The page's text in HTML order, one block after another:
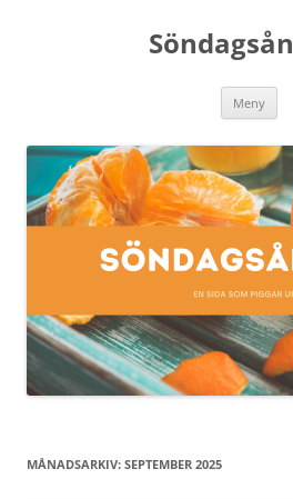
Meny
MÅNADSARKIV: SEPTEMBER 2025